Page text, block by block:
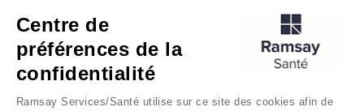
Inscrivez-vous à la newsletter
Centre de
préférences de la
confidentialité
Ramsay Services/Santé utilise sur ce site des cookies afin de